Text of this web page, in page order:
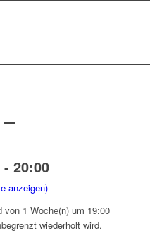
- 20:00
anzeigen)
1 Woche(n) um 19:00
wiederholt wird.